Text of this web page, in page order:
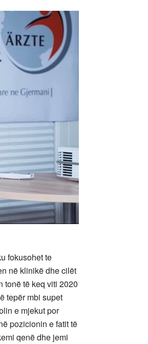
fokusohet te
në klinikë dhe cilët
tonë të keq viti 2020
tepër mbi supet
e mjekut por
pozicionin e fatit të
qenë dhe jemi